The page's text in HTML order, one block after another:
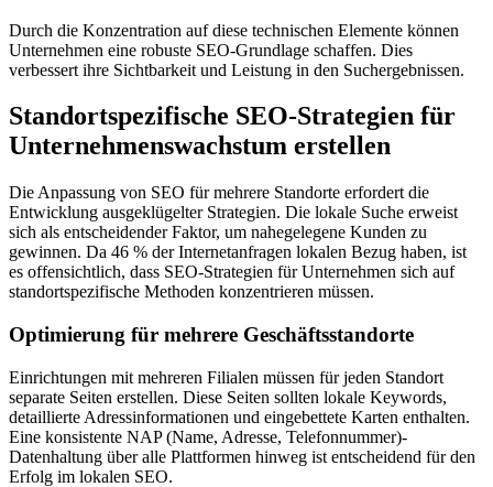
Durch die Konzentration auf diese technischen Elemente können
Unternehmen eine robuste SEO-Grundlage schaffen. Dies
verbessert ihre Sichtbarkeit und Leistung in den Suchergebnissen.
Standortspezifische SEO-Strategien für
Unternehmenswachstum erstellen
Die Anpassung von SEO für mehrere Standorte erfordert die
Entwicklung ausgeklügelter Strategien. Die lokale Suche erweist
sich als entscheidender Faktor, um nahegelegene Kunden zu
gewinnen. Da 46 % der Internetanfragen lokalen Bezug haben, ist
es offensichtlich, dass SEO-Strategien für Unternehmen sich auf
standortspezifische Methoden konzentrieren müssen.
Optimierung für mehrere Geschäftsstandorte
Einrichtungen mit mehreren Filialen müssen für jeden Standort
separate Seiten erstellen. Diese Seiten sollten lokale Keywords,
detaillierte Adressinformationen und eingebettete Karten enthalten.
Eine konsistente NAP (Name, Adresse, Telefonnummer)-
Datenhaltung über alle Plattformen hinweg ist entscheidend für den
Erfolg im lokalen SEO.